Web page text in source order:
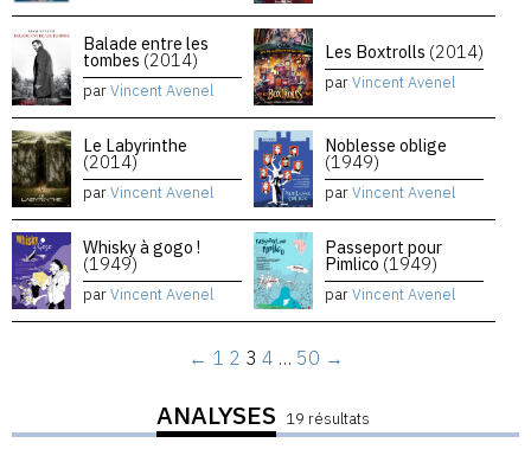
Balade entre les
tombes (2014)
parVincent Avenel
Les Boxtrolls (2014)
parVincent Avenel
Le Labyrinthe
(2014)
parVincent Avenel
Noblesse oblige
(1949)
parVincent Avenel
Whisky à gogo !
(1949)
parVincent Avenel
Passeport pour
Pimlico (1949)
parVincent Avenel
← 1 2 3 4 … 50 →
ANALYSES 19 résultats